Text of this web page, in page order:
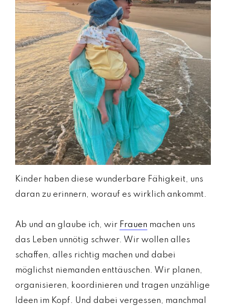
Kinder haben diese wunderbare Fähigkeit, uns
daran zu erinnern, worauf es wirklich ankommt.
Ab und an glaube ich, wir Frauen machen uns
das Leben unnötig schwer. Wir wollen alles
schaffen, alles richtig machen und dabei
möglichst niemanden enttäuschen. Wir planen,
organisieren, koordinieren und tragen unzählige
Ideen im Kopf. Und dabei vergessen, manchmal